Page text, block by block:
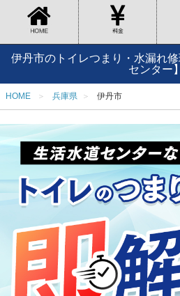
伊丹市のトイレつまり・水漏れ
センター】
HOME 兵庫県 伊丹市